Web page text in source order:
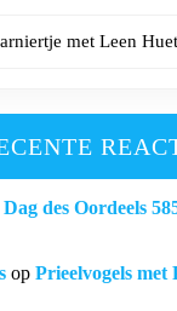
met Leen Huet
des Oordeels
op Prieelvogels met